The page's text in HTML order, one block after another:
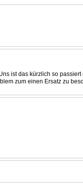
ist das kürzlich so
zum einen Ersatz zu